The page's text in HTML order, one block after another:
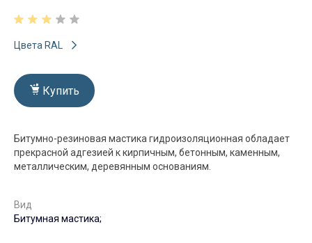
Цвета RAL
Купить
Битумно-резиновая мастика гидроизоляционная обладает
прекрасной адгезией к кирпичным, бетонным, каменным,
металлическим, деревянным основаниям.
Вид
Битумная мастика;